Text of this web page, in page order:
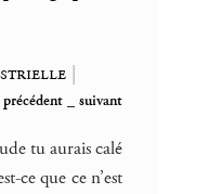
|
précédent _suivant
tu aurais calé
ce que ce n’est